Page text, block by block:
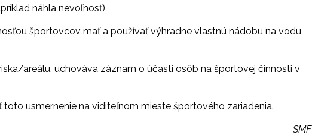
náhla nevoľnosť),
športovcov mať a používať výhradne vlastnú nádobu na vodu
areálu, uchováva záznam o účasti osôb na športovej činnosti v
usmernenie na viditeľnom mieste športového zariadenia.
SMF